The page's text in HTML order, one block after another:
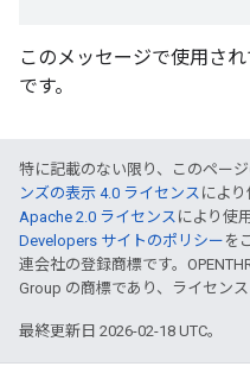
このメッセージで使用さ
です。
特に記載のない限り、このペー
ンズの表示 4.0 ライセンス によ
Apache 2.0 ライセンス により使
Developers サイトのポリシー を
連会社の登録商標です。
Group の商標であり、ライセン
最終更新日 2026-02-18 UTC。